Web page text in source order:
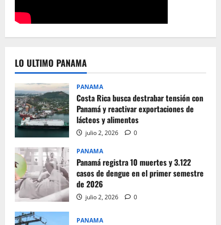
LO ULTIMO PANAMA
PANAMA
Costa Rica busca destrabar tensión con
Panamá y reactivar exportaciones de
lácteos y alimentos
julio 2, 2026 0
PANAMA
Panamá registra 10 muertes y 3.122
casos de dengue en el primer semestre
de 2026
julio 2, 2026 0
PANAMA